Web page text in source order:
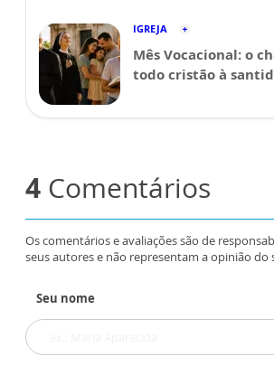
IGREJA
Mês Vocacional: o
todo cristão à
4 Comentários
Os comentários e avaliações são de
seus autores e não representam a opinião do
Seu nome